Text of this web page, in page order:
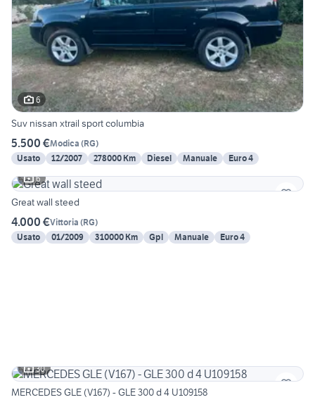
6
Suv nissan xtrail sport columbia
5.500 €Modica (RG)
Usato
12/2007 278000 Km Diesel Manuale
Euro 4
6
Great wall steed
4.000 €Vittoria (RG)
Usato
01/2009 310000 Km Gpl Manuale Euro 4
30
MERCEDES GLE (V167) - GLE 300 d 4 U109158